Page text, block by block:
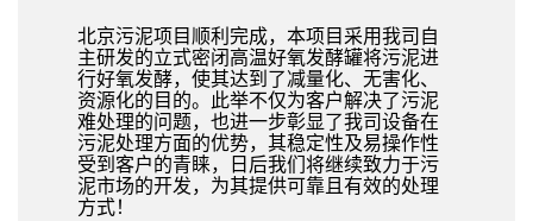
北京污泥项目顺利完成，本项目采用我司自
主研发的立式密闭高温好氧发酵罐将污泥进
行好氧发酵，使其达到了减量化、无害化、
资源化的目的。此举不仅为客户解决了污泥
难处理的问题，也进一步彰显了我司设备在
污泥处理方面的优势，其稳定性及易操作性
受到客户的青睐，日后我们将继续致力于污
泥市场的开发，为其提供可靠且有效的处理
方式！